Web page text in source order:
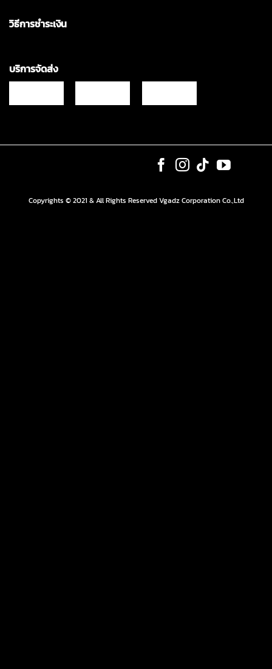
วิธีการชำระเงิน
บริการจัดส่ง
Copyrights © 2021 & All Rights Reserved Vgadz Corporation Co.,Ltd